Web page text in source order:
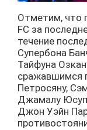
Отметим, что
FC за
течение
Супербона
Тайфуна
сражавшимся
Петросяну,
Джамалу
Джон Уэйн